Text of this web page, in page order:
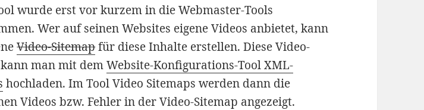
wurde erst vor kurzem in die Webmaster-Tools
Wer auf seinen Websites eigene Videos anbietet, kann
Video-Sitemapfür diese Inhalte erstellen. Diese Video-
man mit demWebsite-Konfigurations-Tool XML-
hochladen. Im Tool Video Sitemaps werden dann die
Videos bzw. Fehler in der Video-Sitemap angezeigt.